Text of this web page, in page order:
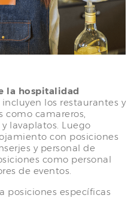
la hospitalidad
los restaurantes y
como camareros,
lavaplatos. Luego
con posiciones
y personal de
como personal
de eventos.
posiciones específicas